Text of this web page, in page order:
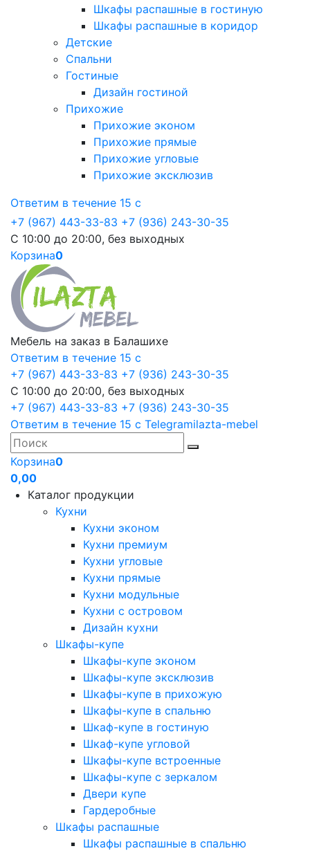
Шкафы распашные в гостиную
Шкафы распашные в коридор
Детские
Спальни
Гостиные
Дизайн гостиной
Прихожие
Прихожие эконом
Прихожие прямые
Прихожие угловые
Прихожие эксклюзив
Ответим в течение 15 с
+7 (967) 443-33-83 +7 (936) 243-30-35
С 10:00 до 20:00, без выходных
Корзина0
Мебель на заказ в Балашихе
Ответим в течение 15 с
+7 (967) 443-33-83 +7 (936) 243-30-35
С 10:00 до 20:00, без выходных
+7 (967) 443-33-83 +7 (936) 243-30-35
Ответим в течение 15 с Telegramilazta-mebel
Корзина0
0,00
Каталог продукции
Кухни
Кухни эконом
Кухни премиум
Кухни угловые
Кухни прямые
Кухни модульные
Кухни с островом
Дизайн кухни
Шкафы-купе
Шкафы-купе эконом
Шкафы-купе эксклюзив
Шкафы-купе в прихожую
Шкафы-купе в спальню
Шкаф-купе в гостиную
Шкаф-купе угловой
Шкафы-купе встроенные
Шкафы-купе с зеркалом
Двери купе
Гардеробные
Шкафы распашные
Шкафы распашные в спальню